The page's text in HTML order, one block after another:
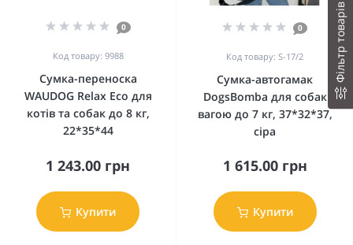
Фільтр товарів
0
Код товару: 9988
Сумка-переноска
WAUDOG Relax Eco для
котів та собак до 8 кг,
22*35*44
1 243.00 грн
Купити
0
Код товару: S-17/2
Сумка-автогамак
DogsBomba для собак
вагою до 7 кг, 37*32*37,
сіра
1 615.00 грн
Купити